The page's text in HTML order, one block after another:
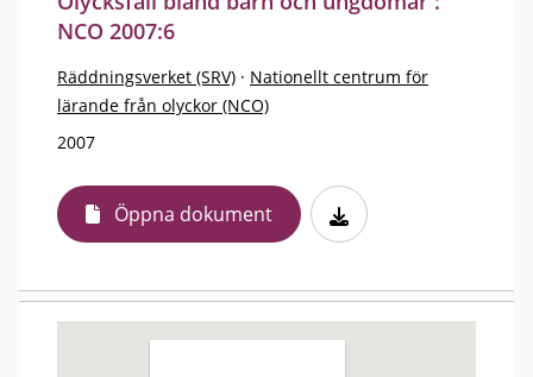
NCO 2007:6
Räddningsverket (SRV) · Nationellt centrum för
lärande från olyckor (NCO)
2007
Öppna dokument